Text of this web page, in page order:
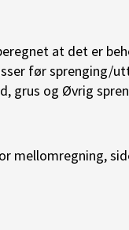
at det er
før sprenging/
grus og Øvrig
mellomregning,